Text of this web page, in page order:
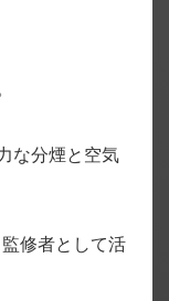
な分煙と空気
修者として活